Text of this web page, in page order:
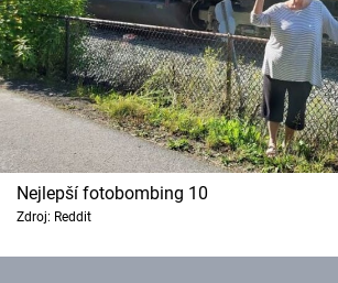
Nejlepší fotobombing 10
Zdroj: Reddit